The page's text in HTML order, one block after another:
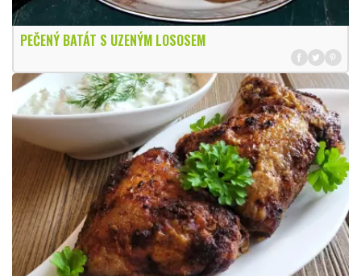
PEČENÝ BATÁT S UZENÝM LOSOSEM